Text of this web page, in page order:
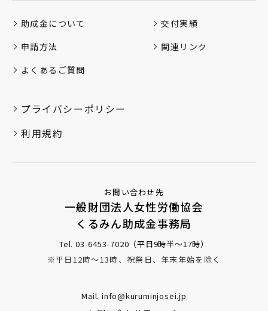
お問い合わせ先
一般財団法人女性労働協会
くるみん助成金事務局
Tel. 03-6453-7020 （平日9時半～17時）
※平日12時～13時、祝祭日、年末年始を除く
Mail. info@kuruminjosei.jp
助成金について
申請方法
よくあるご質問
交付実績
関連リンク
プライバシーポリシー
利用規約